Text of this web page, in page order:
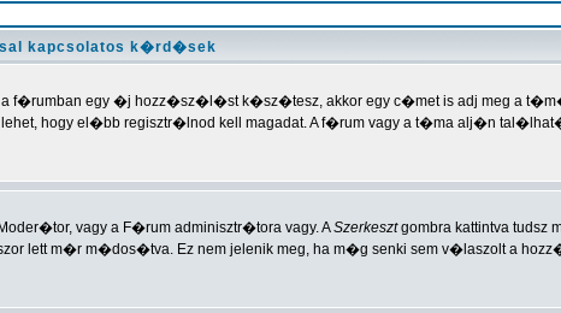
kapcsolatos k�rd�sek
f�rumban egy �j hozz�sz�l�st k�sz�tesz, akkor egy c�met is adj meg a
el�bb regisztr�lnod kell magadat. A f�rum vagy a t�ma alj�n
vagy a F�rum adminisztr�tora vagy. ASzerkesztgombra kattintva
lett m�r m�dos�tva. Ez nem jelenik meg, ha m�g senki sem v�laszolt a